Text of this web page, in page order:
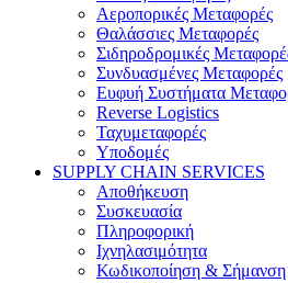
Αεροπορικές Μεταφορές
Θαλάσσιες Μεταφορές
Σιδηροδρομικές
Συνδυασμένες Μεταφορές
Ευφυή Συστήματα
Reverse Logistics
Ταχυμεταφορές
Υποδομές
SUPPLY CHAIN SERVICES
Αποθήκευση
Συσκευασία
Πληροφορική
Ιχνηλασιμότητα
Κωδικοποίηση & Σήμανση